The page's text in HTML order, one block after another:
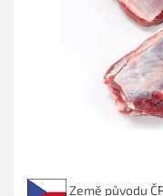
Země původu